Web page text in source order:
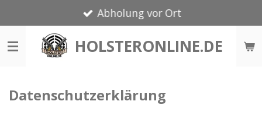
Hauptinhalt
springen
HOLSTERONLINE.DE
Abholung vor Ort
Datenschutzerklärung